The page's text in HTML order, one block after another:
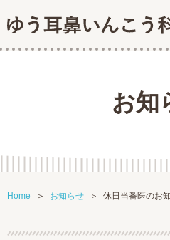
お知
Home お知らせ 休日当番医のお